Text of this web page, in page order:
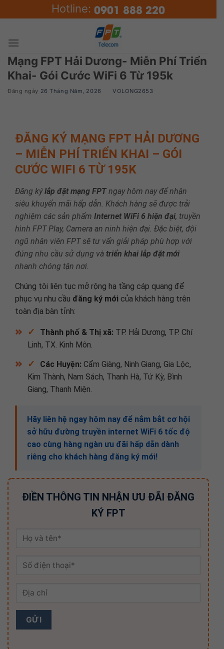
to
Hotline: 0901 888 220
Mạng FPT Hải Dương- Miễn Phí Triển
Khai- Gói Cước WiFi 6 Từ 195k
Đăng ngày 26 Tháng Năm, 2026 VOLONG2653
ĐĂNG KÝ MẠNG FPT HẢI DƯƠNG
– MIỄN PHÍ TRIỂN KHAI – GÓI
CƯỚC WIFI 6 TỪ 195K
Đăng kýlắp đặt mạng FPTngay hôm nay để nhận
siêu khuyến mãi hấp dẫn. Khách hàng sẽ được trải
nghiệm các sản phẩm Internet WiFi 6 hiện đại, truyền
hình FPT Play, Camera an ninh hiện đại. Đặc biệt, đội
ngũ nhân viên FPT sẽ tư vấn giải pháp phù hợp với
đúng nhu cầu sử dụng và triển khai lắp đặt mới
nhanh chóng tận nơi.
Chúng tôi liên tục mở rộng hạ tầng cáp quang để
phục vụ nhu cầu đăng ký mới của khách hàng trên
toàn địa bàn tỉnh:
✓ Thành phố & Thị xã: TP. Hải Dương, TP. Chí
Linh, TX. Kinh Môn.
✓ Các Huyện: Cẩm Giàng, Ninh Giang, Gia Lộc,
Kim Thành, Nam Sách, Thanh Hà, Tứ Kỳ, Bình
Giang, Thanh Miện.
Hãy liên hệ ngay hôm nay để nắm bắt cơ hội
sở hữu đường truyền internet WiFi 6 tốc độ
cao cùng hàng ngàn ưu đãi hấp dẫn dành
riêng cho khách hàng đăng ký mới!
ĐIỀN THÔNG TIN NHẬN ƯU ĐÃI ĐĂNG
KÝ FPT